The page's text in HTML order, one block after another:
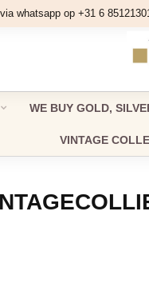
whatsapp op +31 6
WE BUY GOLD,
VINTAGE